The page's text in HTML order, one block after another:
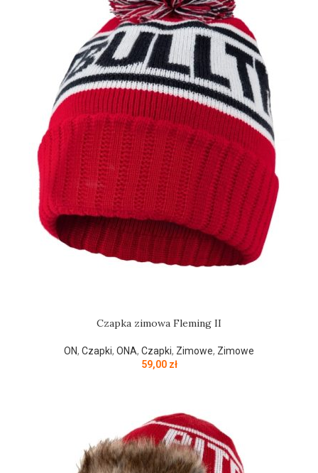
Czapka zimowa Fleming II
ON, Czapki, ONA, Czapki, Zimowe, Zimowe
59,00 zł